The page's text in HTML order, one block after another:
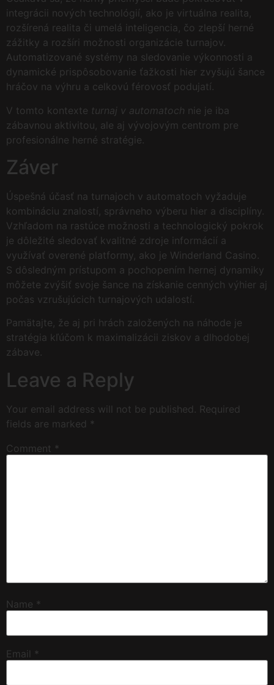
integrácii nových technológií, ako je virtuálna realita,
rozšírená realita či umelá inteligencia, čo zlepší herné
zážitky a rozšíri možnosti organizácie turnajov.
Automatizované systémy na sledovanie výkonnosti a
dynamické prispôsobovanie ťažkosti hier zvyšujú šance
hráčov na výhru a celkovú férovosť podujatí.
V tomto kontexte turnaj v automatoch nie je iba
zábavnou aktivitou, ale aj vývojovým centrom pre
profesionálne herné stratégie.
Záver
Úspešná účasť na turnajoch v automatoch vyžaduje
kombináciu znalostí, správneho výberu hier a disciplíny.
Vzhľadom na rastúce možnosti a technologický pokrok
je dôležité sledovať kvalitné zdroje informácií a
využívať overené platformy, ako je Winderland Casino.
S dôsledným prístupom a pochopením hernej dynamiky
môžete zvýšiť svoje šance na získanie cenných výhier aj
počas vzrušujúcich turnajových udalostí.
Pamätajte, že aj pri hrách založených na náhode je
stratégia kľúčom k maximalizácii ziskov a dlhodobej
zábave.
Leave a Reply
Your email address will not be published. Required
fields are marked *
Comment *
Name *
Email *